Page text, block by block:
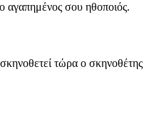
αγαπημένος σου ηθοποιός.
τώρα ο